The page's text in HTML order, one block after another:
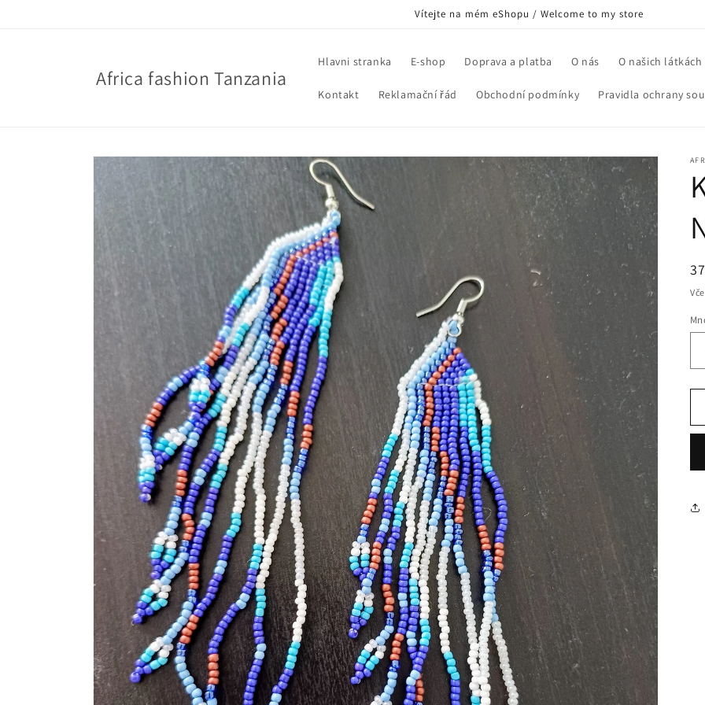
Vítejte na mém eShopu / Welcome to my store
Africa fashion Tanzania
Hlavni stranka E-shop Doprava a platba O nás O našich látkách
Kontakt Reklamační řád Obchodní podmínky Pravidla ochrany
informace
o
produktu